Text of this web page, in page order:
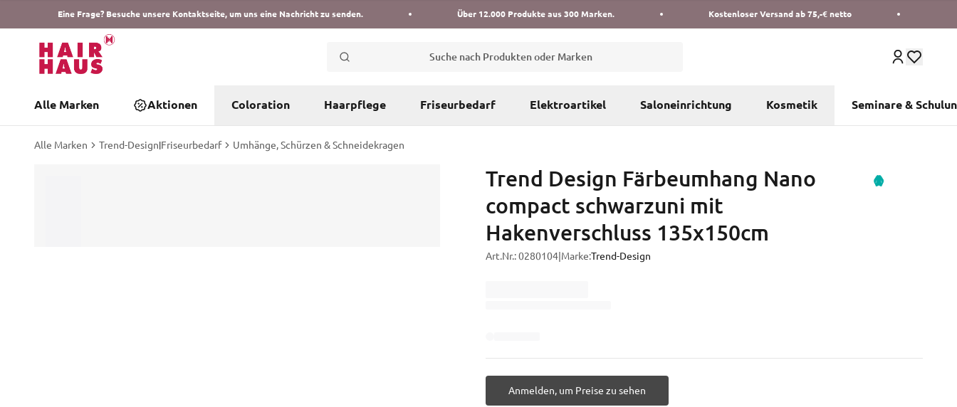
Eine Frage? Besuche unsere Kontaktseite, um uns eine Nachricht zu senden. Über 12.000 Produkte aus 300 Marken. Kostenloser Versand ab 75,-€ netto
Suche nach Produkten oder Marken
Alle Marken Aktionen Coloration Haarpflege Friseurbedarf Elektroartikel Saloneinrichtung Kosmetik Seminare &
Alle Marken Trend-Design|Friseurbedarf Umhänge, Schürzen & Schneidekragen
Trend Design Färbeumhang Nano
compact schwarzuni mit
Hakenverschluss 135x150cm
Art.Nr.:0280104 Marke:Trend-Design
Anmelden, um Preise zu sehen